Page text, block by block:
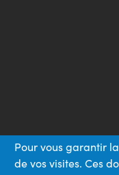
Pour vous garantir
de vos visites. Ces